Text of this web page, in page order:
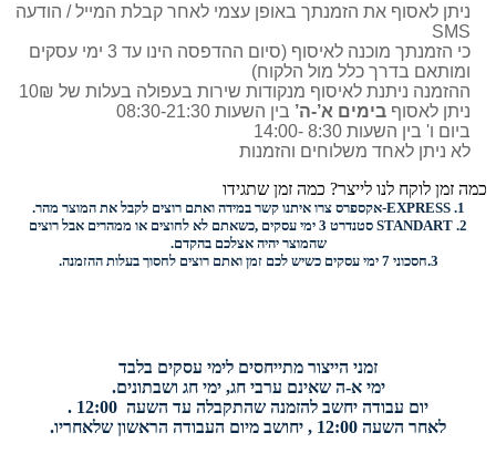
ניתן לאסוף את הזמנתך באופן עצמי לאחר קבלת המייל / הודעה
SMS
כי הזמנתך מוכנה לאיסוף (סיום ההדפסה הינו עד 3 ימי עסקים
ומותאם בדרך כלל מול הלקוח)
ההזמנה ניתנת לאיסוף מנקודות שירות בעפולה בעלות של 10₪
ניתן לאסוף בימים א’-ה’ בין השעות 08:30-21:30
ביום ו' בין השעות 8:30 -14:00
לא ניתן לאחד משלוחים והזמנות
כמה זמן לוקח לנו לייצר? כמה זמן שתגידו
1.
EXPRESS- אקספרס צרו איתנו קשר במידה ואתם רוצים לקבל את המוצר מהר.
2.
STANDART
סטנדרט 3 ימי עסקים ,כשאתם לא לחוצים או ממהרים אבל רוצים
שהמוצר יהיה אצלכם בהקדם.
3. חסכוני7 ימי עסקים כשיש לכם זמן ואתם רוצים לחסוך בעלות ההזמנה.
זמני הייצור מתייחסים לימי עסקים בלבד
ימי א-ה שאינם ערבי חג, ימי חג ושבתונים.
יום עבודה יחשב להזמנה שהתקבלה עד השעה 12:00 .
לאחר השעה 12:00 , יחושב מיום העבודה הראשון שלאחריו.